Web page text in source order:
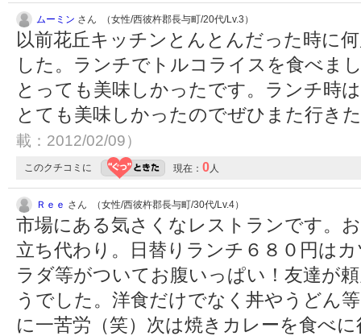
ムーミン さん （女性/西彼杵郡長与町/20代/Lv.3）
以前花丘キッチンとんとんだった時に
した。ランチでトルコライスを食べま
とっても美味しかったです。ランチ時
とても美味しかったのでぜひまた行き
載：2012/02/09）
このクチコミに 現在： 0人
Ｒｅｅ さん （女性/西彼杵郡長与町/30代/Lv.4）
市場にある気さくなレストランです。
立ち代わり。日替りランチ６８０円は
ラダ等がついてお腹いっぱい！友達が
うでした。洋食だけでなく丼やうどん
に一苦労（笑）次は焼きカレーを食べ